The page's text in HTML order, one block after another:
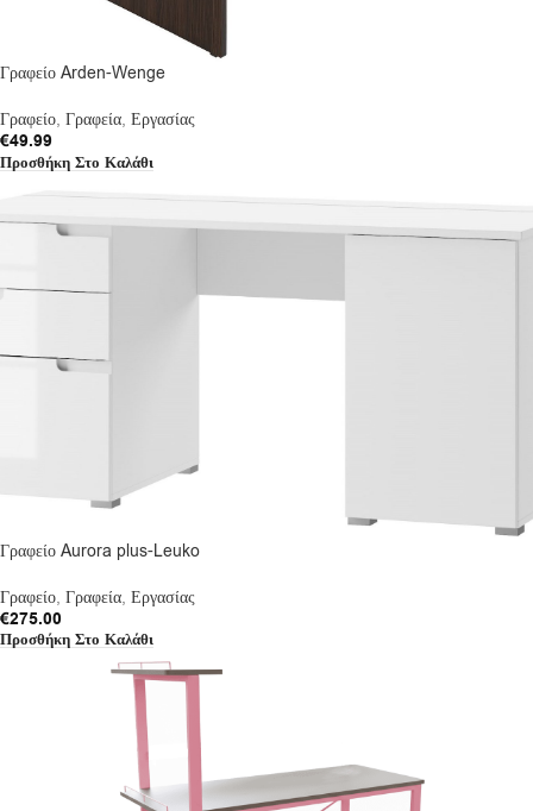
Γραφείο Arden-Wenge
Γραφείο, Γραφεία, Εργασίας
€49.99
Προσθήκη Στο Καλάθι
Γραφείο Aurora plus-Leuko
Γραφείο, Γραφεία, Εργασίας
€275.00
Προσθήκη Στο Καλάθι